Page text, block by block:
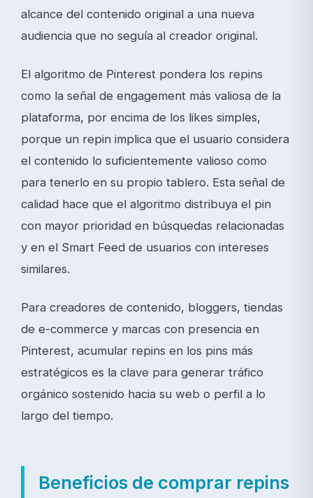
alcance del contenido original a una nueva
audiencia que no seguía al creador original.
El algoritmo de Pinterest pondera los repins
como la señal de engagement más valiosa de la
plataforma, por encima de los likes simples,
porque un repin implica que el usuario considera
el contenido lo suficientemente valioso como
para tenerlo en su propio tablero. Esta señal de
calidad hace que el algoritmo distribuya el pin
con mayor prioridad en búsquedas relacionadas
y en el Smart Feed de usuarios con intereses
similares.
Para creadores de contenido, bloggers, tiendas
de e-commerce y marcas con presencia en
Pinterest, acumular repins en los pins más
estratégicos es la clave para generar tráfico
orgánico sostenido hacia su web o perfil a lo
largo del tiempo.
Beneficios de comprar repins